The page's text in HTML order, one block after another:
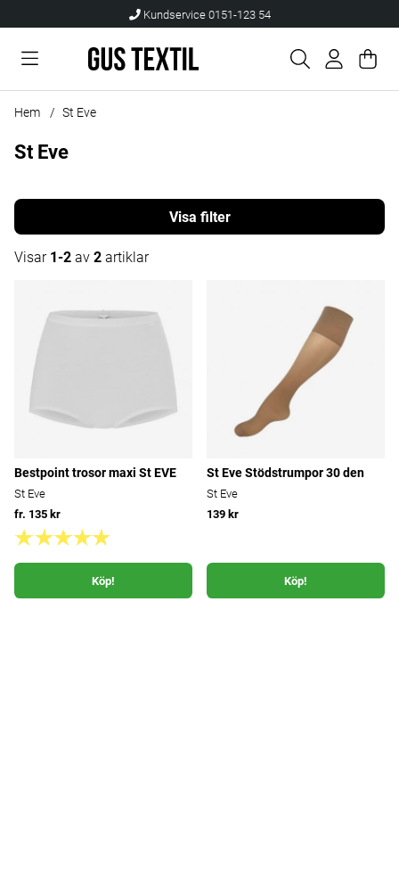
Kundservice 0151-123 54
.
Hem St Eve
St Eve
Filtrera
Visar 1-2 av 2 artiklar
Bestpoint trosor maxi St EVE
St Eve
fr. 135 kr
Köp!
St Eve Stödstrumpor 30 den
St Eve
139 kr
Köp!